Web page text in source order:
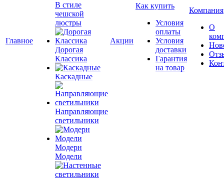
Главное
В стиле
чешской
люстры
Дорогая
Классика
Каскадные
Направляющие
светильники
Модерн
Модели
Акции
Как купить
Условия
оплаты
Условия
доставки
Гарантия
на товар
Компания
О